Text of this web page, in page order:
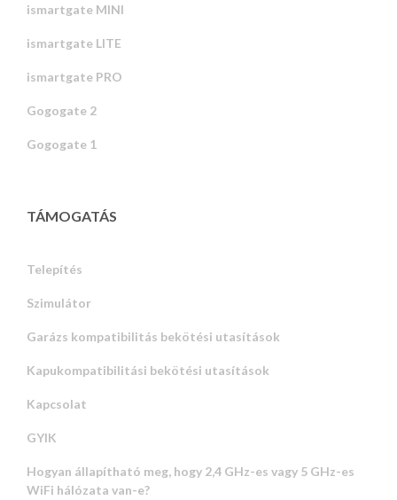
ismartgate MINI
ismartgate LITE
ismartgate PRO
Gogogate 2
Gogogate 1
TÁMOGATÁS
Telepítés
Szimulátor
Garázs kompatibilitás bekötési utasítások
Kapukompatibilitási bekötési utasítások
Kapcsolat
GYIK
Hogyan állapítható meg, hogy 2,4 GHz-es vagy 5 GHz-es
WiFi hálózata van-e?